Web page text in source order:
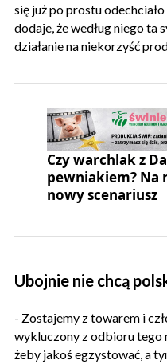
się już po prostu
dodaje, że według niego ta
działanie na niekorzyść
Czy warchlak z
pewniakiem? Na
nowy scenariusz
Ubojnie nie chcą
- Zostajemy z towarem i
wykluczony z odbioru tego
żeby jakoś egzystować, a